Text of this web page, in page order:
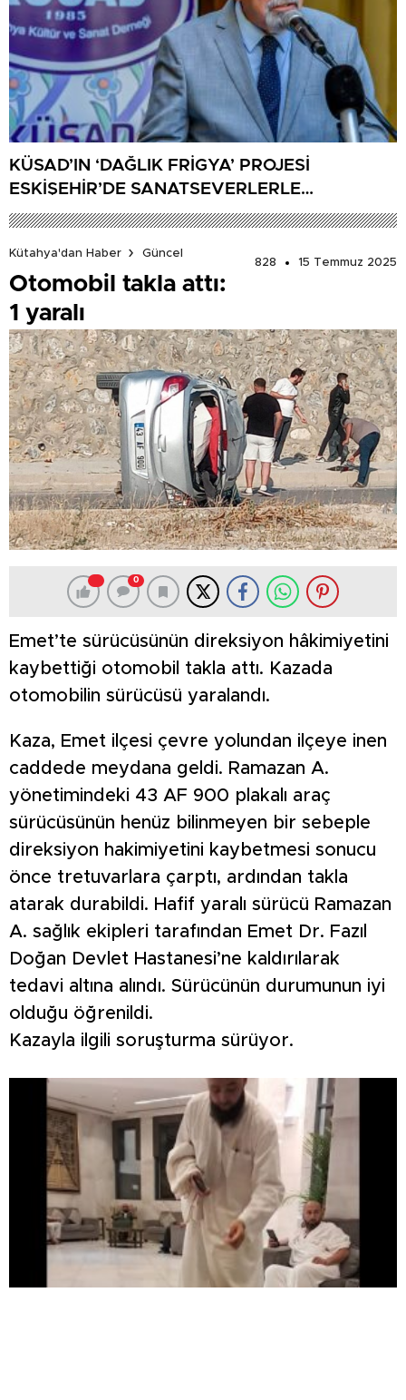
KÜSAD’IN ‘DAĞLIK FRİGYA’ PROJESİ
ESKİŞEHİR’DE SANATSEVERLERLE
BULUŞUYOR
Kütahya'dan Haber
Güncel
828
15 Temmuz 2025
Otomobil takla attı:
1 yaralı
0
Emet’te sürücüsünün direksiyon hâkimiyetini
kaybettiği otomobil takla attı. Kazada
otomobilin sürücüsü yaralandı.
Kaza, Emet ilçesi çevre yolundan ilçeye inen
caddede meydana geldi. Ramazan A.
yönetimindeki 43 AF 900 plakalı araç
sürücüsünün henüz bilinmeyen bir sebeple
direksiyon hakimiyetini kaybetmesi sonucu
önce tretuvarlara çarptı, ardından takla
atarak durabildi. Hafif yaralı sürücü Ramazan
A. sağlık ekipleri tarafından Emet Dr. Fazıl
Doğan Devlet Hastanesi’ne kaldırılarak
tedavi altına alındı. Sürücünün durumunun iyi
olduğu öğrenildi.
Kazayla ilgili soruşturma sürüyor.